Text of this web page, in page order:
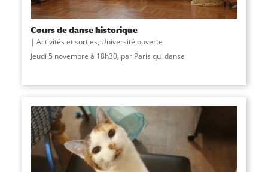
Cours de danse historique
Activités et sorties, Université ouverte
Jeudi 5 novembre à 18h30, par Paris qui danse